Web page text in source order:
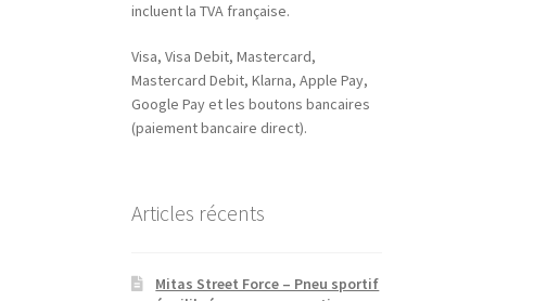
incluent la TVA française.
Visa, Visa Debit, Mastercard,
Mastercard Debit, Klarna, Apple Pay,
Google Pay et les boutons bancaires
(paiement bancaire direct).
Articles récents
Mitas Street Force – Pneu sportif